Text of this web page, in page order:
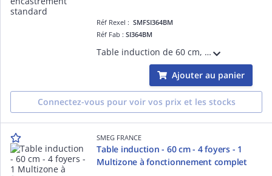
Réf Rexel :SMFSI364BM
Réf Fab :SI364BM
Table induction de 60 cm, Installation traditionnelle - ESTHÉTIQUE ET COMMANDES: CLASSICA, Verre céramique Noir avec bord biseauté, Commandes par manettes- FOYERS: 4 foyers induction avec booster, 2 foyers en booster de 3000 W et D= 21 cm,
Ajouter au panier
Connectez-vous pour voir vos prix et les stocks
SMEG FRANCE
Table induction - 60 cm - 4 foyers - 1
Multizone à fonctionnement complet